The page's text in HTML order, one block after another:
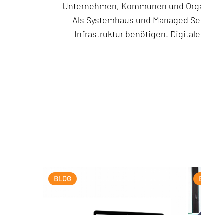
Unternehmen, Kommunen und
Als Systemhaus und Managed
Infrastruktur benötigen.
BLOG